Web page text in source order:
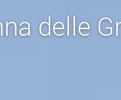
delle